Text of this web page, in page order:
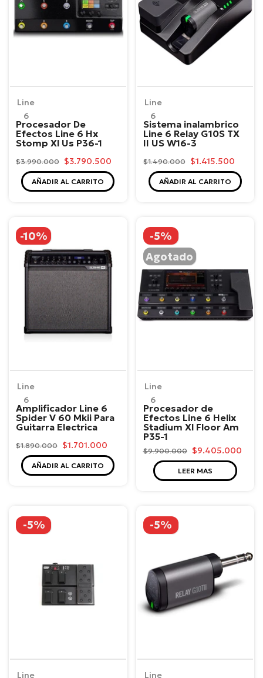
Line
6
Procesador De
Efectos Line 6 Hx
Stomp Xl Us P36-1
$3.990.000 $3.790.500
AÑADIR AL CARRITO
Line
6
Sistema inalambrico
Line 6 Relay G10S TX
II US W16-3
$1.490.000 $1.415.500
AÑADIR AL CARRITO
-10%
Line
6
Amplificador Line 6
Spider V 60 Mkii Para
Guitarra Electrica
$1.890.000 $1.701.000
AÑADIR AL CARRITO
-5%
Agotado
Line
6
Procesador de
Efectos Line 6 Helix
Stadium Xl Floor Am
P35-1
$9.900.000 $9.405.000
LEER MAS
-5%
Line
-5%
Line